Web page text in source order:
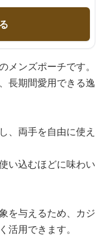
ンズポーチです。
長期間愛用できる逸
、両手を自由に使え
い込むほどに味わい
を与えるため、カジ
活用できます。